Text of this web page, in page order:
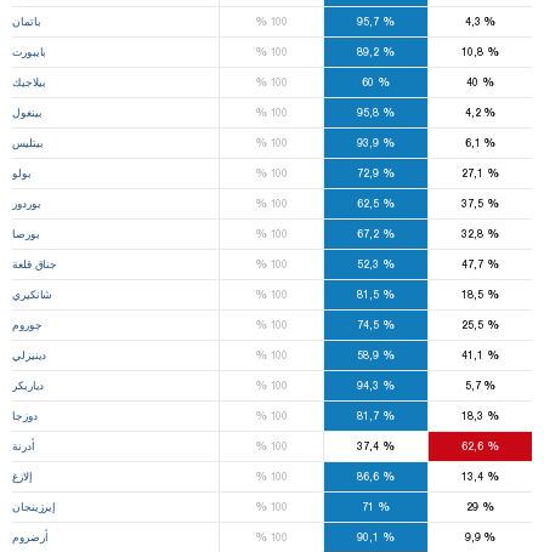
باتمان %100 %
95,7 %
بايبورت %100 %
89,2 %
10,8
بيلاجيك %100 % %
بينغول %100 %
95,8 %
4,2
بيتليس %100 %
93,9 %
بولو %100 %
72,9 %
بوردور %100 %
62,5 %
37,5
بورصا %100 %
67,2 %
32,8
جناق قلعة %100 % %
47,7
شانكيري %100 %
81,5 %
18,5
جوروم %100 %
74,5 %
25,5
دينيزلي %100 %
58,9 %
دياربكر %100 % %
5,7
دوزجا %100 %
81,7 %
أدرنة %100 %
37,4 %
62,6
إلازغ %100 %
86,6 %
13,4
إيرزينجان %100 % %
أرضروم %100 % %
9,9